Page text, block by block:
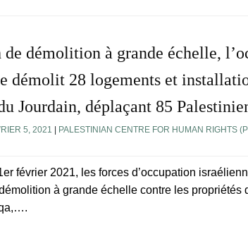
de démolition à grande échelle,
démolit 28 logements et
Jourdain, déplaçant 85
5, 2021 PALESTINIAN CENTRE FOR HUMAN RIGHTS
février 2021, les forces d’occupation
à grande échelle contre les propriétés